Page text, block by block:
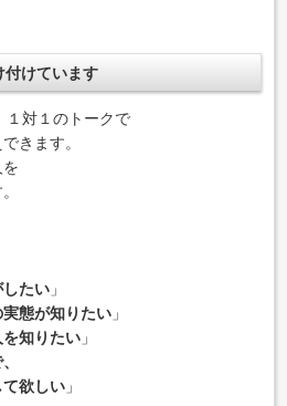
付けています
１対１のトークで
きます。
たい 」
態が知りたい 」
知りたい 」
欲しい 」